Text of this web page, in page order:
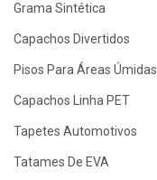
Grama Sintética
Capachos Divertidos
Pisos Para Áreas Úmidas
Capachos Linha PET
Tapetes Automotivos
Tatames De EVA